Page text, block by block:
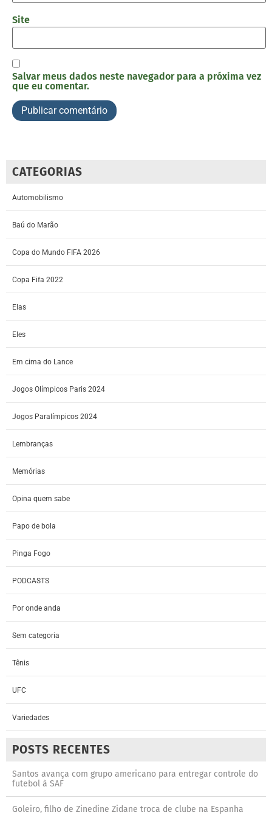
Site
Salvar meus dados neste navegador para a próxima vez
que eu comentar.
CATEGORIAS
Automobilismo
Baú do Marão
Copa do Mundo FIFA 2026
Copa Fifa 2022
Elas
Eles
Em cima do Lance
Jogos Olímpicos Paris 2024
Jogos Paralímpicos 2024
Lembranças
Memórias
Opina quem sabe
Papo de bola
Pinga Fogo
PODCASTS
Por onde anda
Sem categoria
Tênis
UFC
Variedades
POSTS RECENTES
Santos avança com grupo americano para entregar controle do
futebol à SAF
Goleiro, filho de Zinedine Zidane troca de clube na Espanha